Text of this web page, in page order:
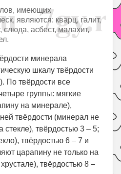
имеющих
являются: кварц, галит,
слюда, асбест, малахит,
минерала
шкалу твёрдости
По твёрдости все
группы: мягкие
на минерале),
твёрдости (минерал не
стекле), твёрдостью 3 – 5;
твёрдостью 6 – 7 и
царапину не только на
твёрдостью 8 –